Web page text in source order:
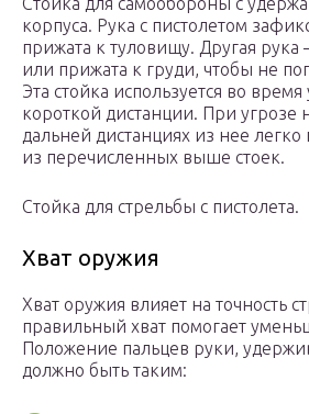
корпуса. Рука с пистолетом
прижата к туловищу. Другая рука
или прижата к груди, чтобы не
Эта стойка используется во
короткой дистанции. При угрозе
дальней дистанциях из нее
из перечисленных выше стоек.
Стойка для стрельбы с пистолета.
Хват оружия
Хват оружия влияет на точность
правильный хват помогает
Положение пальцев руки,
должно быть таким: